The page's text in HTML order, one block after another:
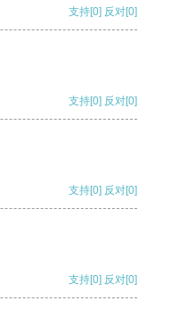
支持[0] 反对[0]
支持[0] 反对[0]
支持[0] 反对[0]
支持[0] 反对[0]